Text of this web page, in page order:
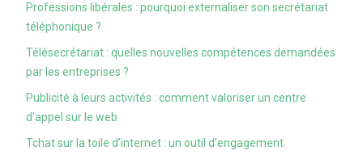
Professions libérales : pourquoi externaliser son secrétariat
téléphonique ?
Télésecrétariat : quelles nouvelles compétences demandées
par les entreprises ?
Publicité à leurs activités : comment valoriser un centre
d’appel sur le web
Tchat sur la toile d’internet : un outil d’engagement